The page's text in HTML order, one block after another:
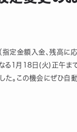
定金額入金、残高に
る1月18日(火)正午ま
た。この機会にぜひ自